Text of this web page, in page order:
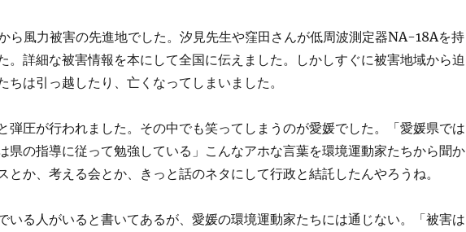
ら風力被害の先進地でした。汐見先生や窪田さんが低周波測定器NA-18Aを持
。詳細な被害情報を本にして全国に伝えました。しかしすぐに被害地域から迫
は引っ越したり、亡くなってしまいました。
弾圧が行われました。その中でも笑ってしまうのが愛媛でした。「愛媛県では
県の指導に従って勉強している」こんなアホな言葉を環境運動家たちから聞か
とか、考える会とか、きっと話のネタにして行政と結託したんやろうね。
いる人がいると書いてあるが、愛媛の環境運動家たちには通じない。「被害は